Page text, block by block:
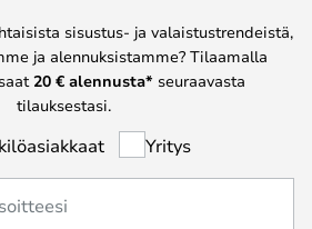
sisustus- ja valaistustrendeistä,
ja alennuksistamme? Tilaamalla
20 € alennusta* seuraavasta
tilauksestasi.
Yritys